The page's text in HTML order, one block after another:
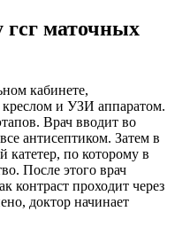
гсг маточных
кабинете,
и УЗИ аппаратом.
Врач вводит во
антисептиком. Затем в
катетер, по которому в
После этого врач
контраст проходит через
доктор начинает